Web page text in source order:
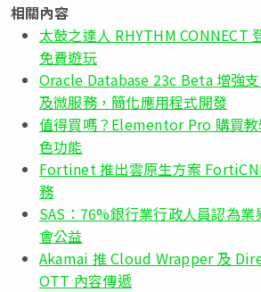
相關內容
太鼓之達人 RHYTHM CONNECT
免費遊玩
Oracle Database 23c Beta 增強
及微服務，簡化應用程式開發
值得買嗎？Elementor Pro 購買
色功能
Fortinet 推出雲原生方案
務
SAS：76%銀行業行政人員認為
會公益
Akamai 推 Cloud Wrapper 及
OTT 內容傳遞